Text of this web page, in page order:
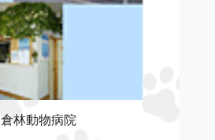
倉林動物病院